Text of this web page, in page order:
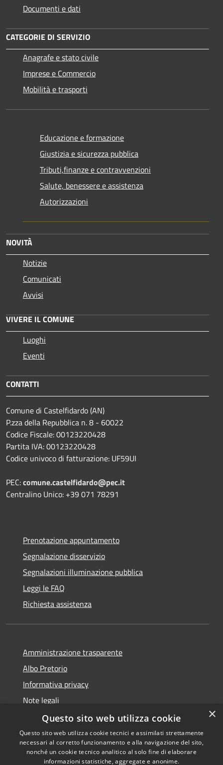
Documenti e dati
CATEGORIE DI SERVIZIO
Anagrafe e stato civile
Imprese e Commercio
Mobilità e trasporti
Educazione e formazione
Giustizia e sicurezza pubblica
Tributi,finanze e contravvenzioni
Salute, benessere e assistenza
Autorizzazioni
NOVITÀ
Notizie
Comunicati
Avvisi
VIVERE IL COMUNE
Luoghi
Eventi
CONTATTI
Comune di Castelfidardo (AN)
P.zza della Repubblica n. 8 - 60022
Codice Fiscale: 00123220428
Partita IVA: 00123220428
Codice univoco di fatturazione: UF59UI
PEC:comune.castelfidardo@pec.it
Centralino Unico: +39 071 78291
Prenotazione appuntamento
Segnalazione disservizio
Segnalazioni illuminazione pubblica
Leggi le FAQ
Richiesta assistenza
Amministrazione trasparente
Albo Pretorio
Informativa privacy
Note legali
Dichiarazione di accessibilità
×
Questo sito web utilizza cookie
Questo sito web utilizza cookie tecnici e assimilati strettamente
necessari al corretto funzionamento e alla navigazione del sito,
nonché un cookie tecnico analitico al solo fine di elaborare
informazioni statistiche, aggregate e anonime.